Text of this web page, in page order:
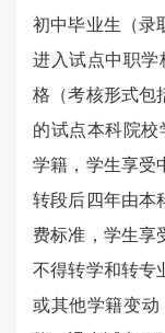
初中毕业生（录
进入试点中职学
格（考核形式包
的试点本科院校
学籍，学生享受
转段后四年由本
费标准，学生享
不得转学和转专
或其他学籍变动